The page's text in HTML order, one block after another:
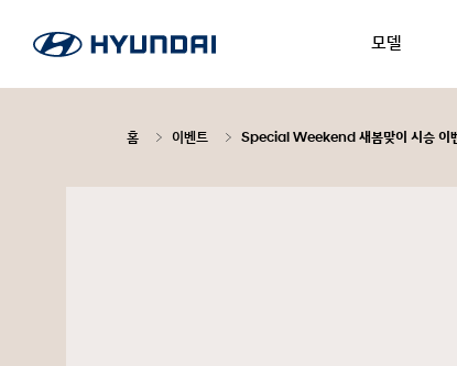
모델
홈 이벤트 Special Weekend 새봄맞이 시승 이